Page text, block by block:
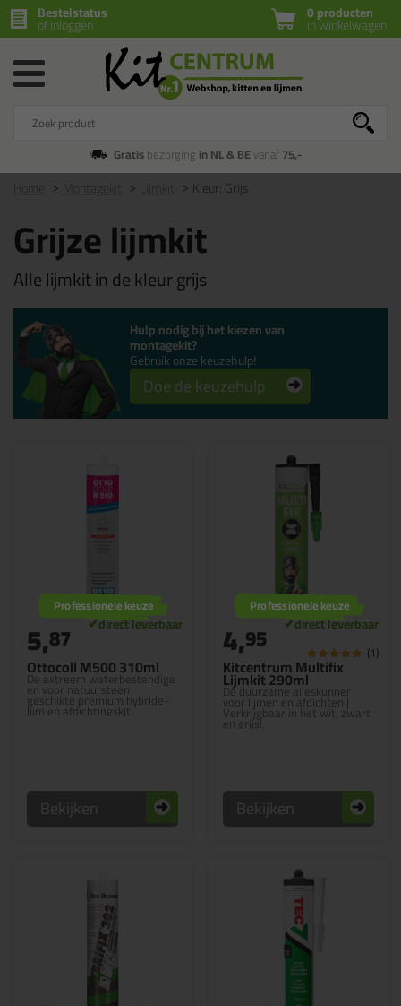
0 producten
in winkelwagen
Bestelstatus
of inloggen
Gratisbezorging in NL & BEvanaf75,-
Kleur: Grijs
Grijze lijmkit
Alle lijmkit in de kleur grijs
Hulp nodig bij het kiezen van
montagekit?
Gebruik onze keuzehulp!
Doe de keuzehulp
Ottocoll M500 310ml
De extreem waterbestendige
en voor natuursteen
geschikte premium hybride-
lijm en afdichtingskit
Professionele keuze
5,87
Bekijken
Kitcentrum Multifix
Lijmkit 290ml
Dé duurzame alleskunner
voor lijmen en afdichten |
Verkrijgbaar in het wit, zwart
en grijs!
Professionele keuze
4,95 (1)
Bekijken